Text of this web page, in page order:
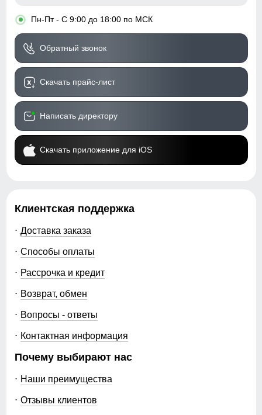
• Пн-Пт - С 9:00 до 18:00 по МСК
Обратный звонок
Скачать прайс-лист
Написать директору
Скачать приложение для iOS
Клиентская поддержка
Доставка заказа
Способы оплаты
Рассрочка и кредит
Возврат, обмен
Вопросы - ответы
Контактная информация
Почему выбирают нас
Наши преимущества
Отзывы клиентов